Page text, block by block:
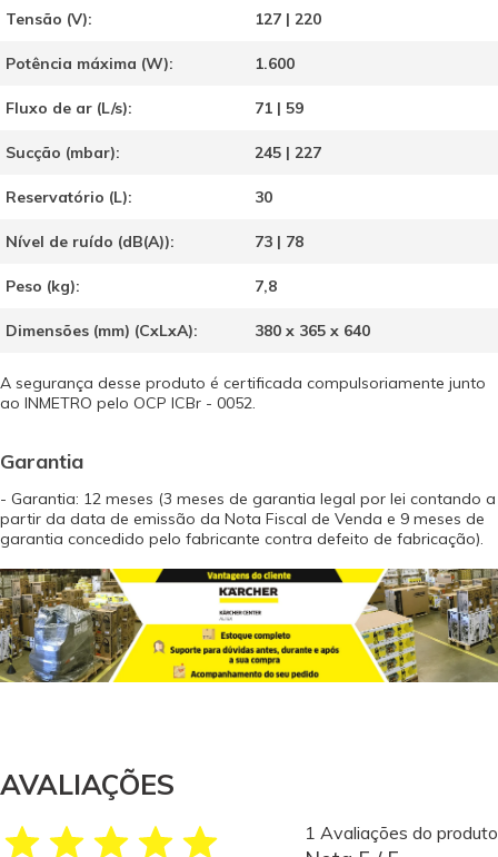
Tensão (V): 127 | 220
Potência máxima (W): 1.600
Fluxo de ar (L/s): 71 | 59
Sucção (mbar): 245 | 227
Reservatório (L): 30
Nível de ruído (dB(A)): 73 | 78
Peso (kg): 7,8
Dimensões (mm) (CxLxA): 380 x 365 x 640
A segurança desse produto é certificada compulsoriamente junto
ao INMETRO pelo OCP ICBr - 0052.
Garantia
- Garantia: 12 meses (3 meses de garantia legal por lei contando a
partir da data de emissão da Nota Fiscal de Venda e 9 meses de
garantia concedido pelo fabricante contra defeito de fabricação).
AVALIAÇÕES
1 Avaliações do produto